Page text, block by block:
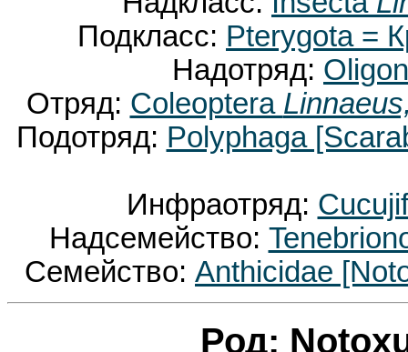
Подкласс: Pterygota =
Надотряд:
Отряд: Coleoptera
Подотряд: Polyphaga
Инфраотряд:
Надсемейство:
Семейство: Anthicidae
Род: